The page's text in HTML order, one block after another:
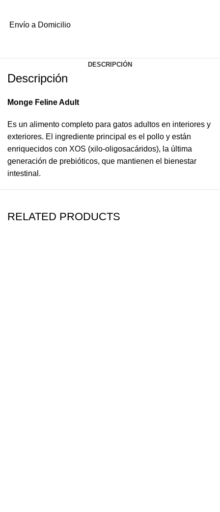
Envío a Domicilio
DESCRIPCIÓN
Descripción
Monge Feline Adult
Es un alimento completo para gatos adultos en interiores y
exteriores. El ingrediente principal es el pollo y están
enriquecidos con XOS (xilo-oligosacáridos), la última
generación de prebióticos, que mantienen el bienestar
intestinal.
RELATED PRODUCTS